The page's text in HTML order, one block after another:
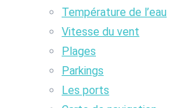
Température de l’eau
Vitesse du vent
Plages
Parkings
Les ports